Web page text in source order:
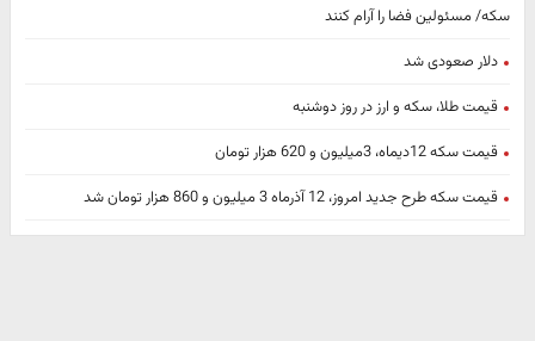
سکه/ مسئولین فضا را آرام کنند
دلار صعودی شد
قیمت طلا، سکه و ارز در روز دوشنبه
قیمت سکه 12دیماه، 3میلیون و 620 هزار تومان
قیمت سکه طرح جدید امروز، 12 آذرماه 3 میلیون و 860 هزار تومان شد